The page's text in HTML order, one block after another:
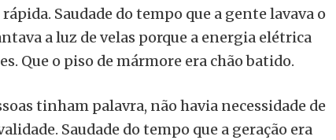
Saudade do tempo que a gente lavava o
a luz de velas porque a energia elétrica
Que o piso de mármore era chão batido.
tinham palavra, não havia necessidade de
Saudade do tempo que a geração era